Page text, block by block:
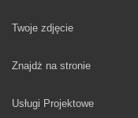
Twoje zdjęcie
Znajdż na stronie
Usługi Projektowe